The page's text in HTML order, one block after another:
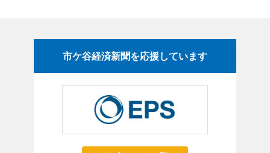
市ケ谷経済新聞を応援しています